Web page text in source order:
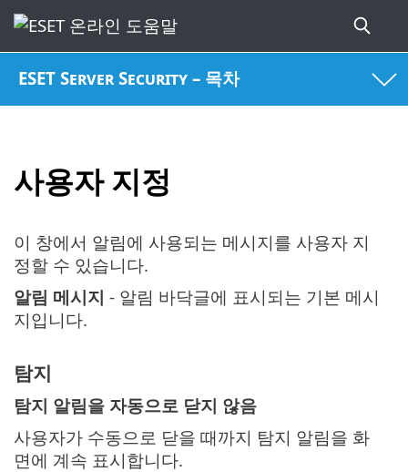
ESET Server Security – 목차
사용자 지정
이 창에서 알림에 사용되는 메시지를 사용자 지
정할 수 있습니다.
알림 메시지 - 알림 바닥글에 표시되는 기본 메시
지입니다.
탐지
탐지 알림을 자동으로 닫지 않음
사용자가 수동으로 닫을 때까지 탐지 알림을 화
면에 계속 표시합니다.